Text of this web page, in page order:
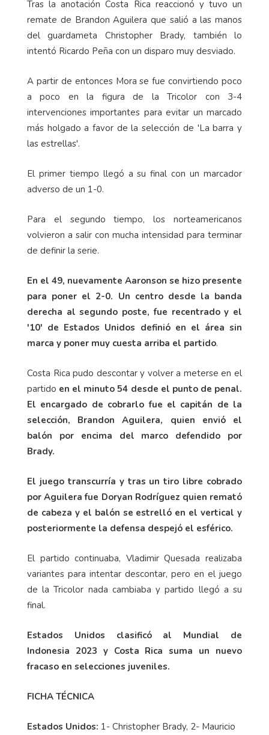
Tras la anotación Costa Rica reaccionó y tuvo un
remate de Brandon Aguilera que salió a las manos
del guardameta Christopher Brady, también lo
intentó Ricardo Peña con un disparo muy desviado.
A partir de entonces Mora se fue convirtiendo poco
a poco en la figura de la Tricolor con 3-4
intervenciones importantes para evitar un marcado
más holgado a favor de la selección de 'La barra y
las estrellas'.
El primer tiempo llegó a su final con un marcador
adverso de un 1-0.
Para el segundo tiempo, los norteamericanos
volvieron a salir con mucha intensidad para terminar
de definir la serie.
En el 49, nuevamente Aaronson se hizo presente
para poner el 2-0. Un centro desde la banda
derecha al segundo poste, fue recentrado y el
'10' de Estados Unidos definió en el área sin
marca y poner muy cuesta arriba el partido.
Costa Rica pudo descontar y volver a meterse en el
partido en el minuto 54 desde el punto de penal.
El encargado de cobrarlo fue el capitán de la
selección, Brandon Aguilera, quien envió el
balón por encima del marco defendido por
Brady.
El juego transcurría y tras un tiro libre cobrado
por Aguilera fue Doryan Rodríguez quien remató
de cabeza y el balón se estrelló en el vertical y
posteriormente la defensa despejó el esférico.
El partido continuaba, Vladimir Quesada realizaba
variantes para intentar descontar, pero en el juego
de la Tricolor nada cambiaba y partido llegó a su
final.
Estados Unidos clasificó al Mundial de
Indonesia 2023 y Costa Rica suma un nuevo
fracaso en selecciones juveniles.
FICHA TÉCNICA
Estados Unidos: 1- Christopher Brady, 2- Mauricio